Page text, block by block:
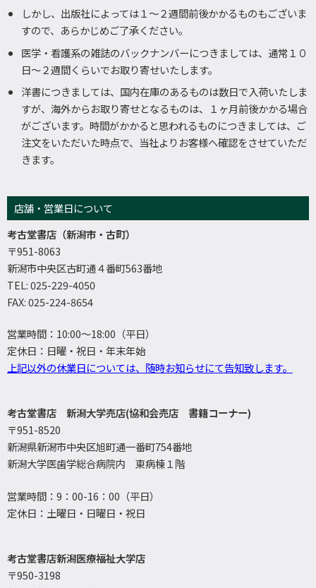
しかし、出版社によっては１～２週間前後かかるものもございま
すので、あらかじめご了承ください。
医学・看護系の雑誌のバックナンバーにつきましては、通常１０
日～２週間くらいでお取り寄せいたします。
洋書につきましては、国内在庫のあるものは数日で入荷いたしま
すが、海外からお取り寄せとなるものは、１ヶ月前後かかる場合
がございます。時間がかかると思われるものにつきましては、ご
注文をいただいた時点で、当社よりお客様へ確認をさせていただ
きます。
店舗・営業日について
考古堂書店（新潟市・古町）
〒951-8063
新潟市中央区古町通４番町563番地
TEL: 025-229-4050
FAX: 025-224-8654
営業時間：10:00～18:00（平日）
定休日：日曜・祝日・年末年始
上記以外の休業日については、随時お知らせにて告知致します。
考古堂書店 新潟大学売店(協和会売店 書籍コーナー)
〒951-8520
新潟県新潟市中央区旭町通一番町754番地
新潟大学医歯学総合病院内 東病棟１階
営業時間：9：00-16：00（平日）
定休日：土曜日・日曜日・祝日
考古堂書店新潟医療福祉大学店
〒950-3198